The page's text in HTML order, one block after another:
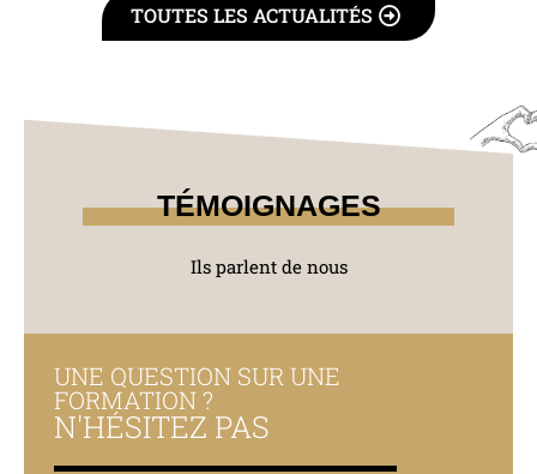
TOUTES LES ACTUALITÉS
TÉMOIGNAGES
Ils parlent de nous
UNE QUESTION SUR UNE
FORMATION ?
N'HÉSITEZ PAS